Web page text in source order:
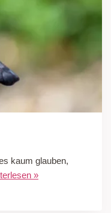
kaum glauben,
»